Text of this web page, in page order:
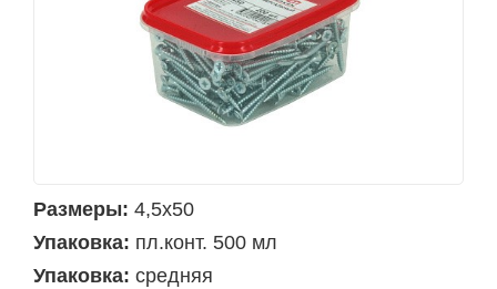
Размеры: 4,5х50
Упаковка: пл.конт. 500 мл
Упаковка: средняя